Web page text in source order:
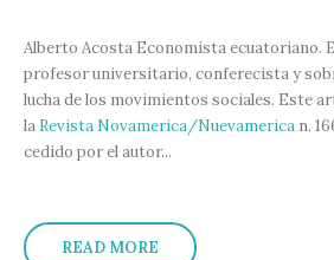
Alberto Acosta Economista ecuatoriano.
profesor universitario, conferecista y
lucha de los movimientos sociales. Este
la Revista Novamerica/Nuevamerica n.
cedido por el autor...
READ MORE